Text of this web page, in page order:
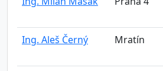
Ing. Aleš Černý
Mratín